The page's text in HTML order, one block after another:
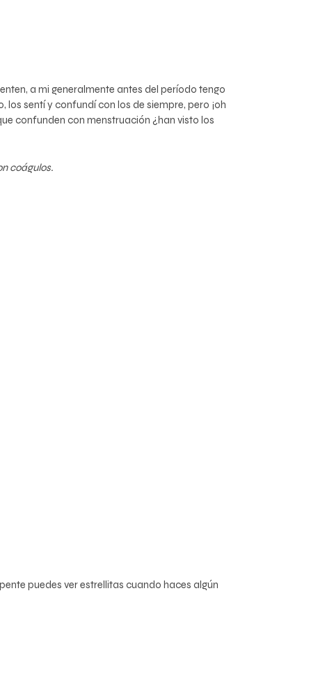
a mi generalmente antes del período tengo
sentí y confundí con los de siempre, pero ¡oh
confunden con menstruación ¿han visto los
coágulos.
puedes ver estrellitas cuando haces algún